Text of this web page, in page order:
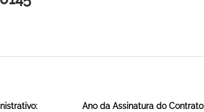
Ano da Assinatura do